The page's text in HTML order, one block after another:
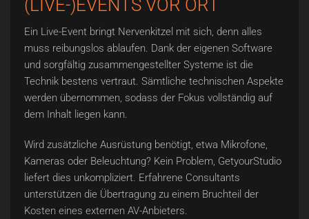
(LIVE-)EVENTS VOR ORT
Ein Live-Event bringt Nervenkitzel mit sich, denn alles
muss reibungslos ablaufen. Dank der eigenen Software
und sorgfältig zusammengestellter Systeme ist die
Technik bestens vertraut. Sämtliche technischen Aspekte
werden übernommen, sodass der Fokus vollständig auf
dem Inhalt liegen kann.
Wird zusätzliche Ausrüstung benötigt, etwa Mikrofone,
Kameras oder Beleuchtung? Kein Problem, GetyourStudio
liefert dies unkompliziert. Erfahrene Consultants
unterstützen die Übertragung zu einem Bruchteil der
Kosten eines externen AV-Anbieters.